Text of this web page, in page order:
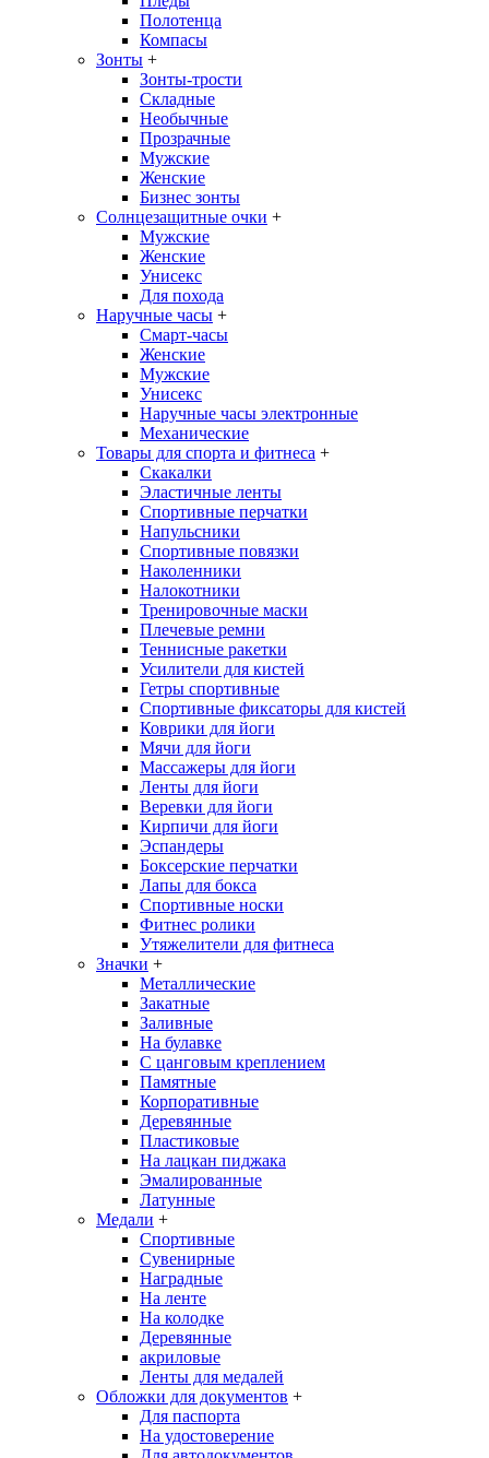
Полотенца
Компасы
Зонты +
Зонты-трости
Складные
Необычные
Прозрачные
Мужские
Женские
Бизнес зонты
Солнцезащитные очки +
Мужские
Женские
Унисекс
Для похода
Наручные часы +
Смарт-часы
Женские
Мужские
Унисекс
Наручные часы электронные
Механические
Товары для спорта и фитнеса +
Скакалки
Эластичные ленты
Спортивные перчатки
Напульсники
Спортивные повязки
Наколенники
Налокотники
Тренировочные маски
Плечевые ремни
Теннисные ракетки
Усилители для кистей
Гетры спортивные
Спортивные фиксаторы для кистей
Коврики для йоги
Мячи для йоги
Массажеры для йоги
Ленты для йоги
Веревки для йоги
Кирпичи для йоги
Эспандеры
Боксерские перчатки
Лапы для бокса
Спортивные носки
Фитнес ролики
Утяжелители для фитнеса
Значки +
Металлические
Закатные
Заливные
На булавке
С цанговым креплением
Памятные
Корпоративные
Деревянные
Пластиковые
На лацкан пиджака
Эмалированные
Латунные
Медали +
Спортивные
Сувенирные
Наградные
На ленте
На колодке
Деревянные
акриловые
Ленты для медалей
Обложки для документов +
Для паспорта
На удостоверение